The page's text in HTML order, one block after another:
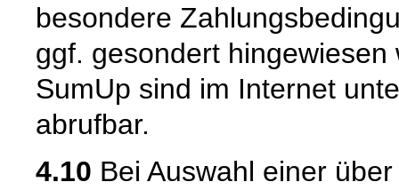
besondere
ggf. gesondert
SumUp sind im Internet
abrufbar.
4.10 Bei Auswahl einer